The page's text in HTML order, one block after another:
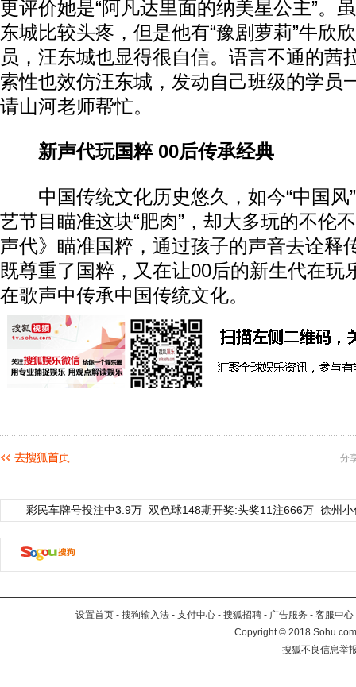
更评价她是“阿凡达里面的纳美星公主”。
东城比较头疼，但是他有“豫剧萝莉”牛欣
员，汪东城也显得很自信。语言不通的茜
索性也效仿汪东城，发动自己班级的学员
请山河老师帮忙。
新声代玩国粹 00后传承经典
中国传统文化历史悠久，如今“中国风
艺节目瞄准这块“肥肉”，却大多玩的不伦
声代》瞄准国粹，通过孩子的声音去诠释
既尊重了国粹，又在让00后的新生代在玩
在歌声中传承中国传统文化。
分
彩民车牌号投注中3.9万 双色球148期开奖:头奖11注666万 徐州
设置首页 - 搜狗输入法 - 支付中心 - 搜狐招聘 - 广告服务 - 客服中心
Copyright©2018
搜狐不良信息举